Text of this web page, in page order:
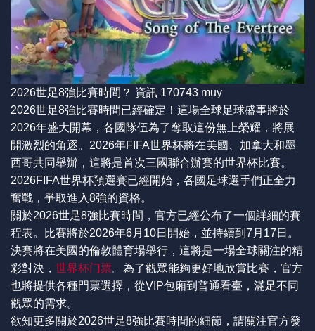
2026世足8強比賽時間？ 資訊 170743 muy
2026世足8強比賽時間已經確定！這場全球足球盛事將於
2026年盛大開幕，各國隊伍為了奪取這份無上榮耀，將展
開激烈的角逐。2026年FIFA世界杯將在美國、加拿大和墨
西哥共同舉辦，這將是首次三國聯合辦賽的世界杯比賽。
2026FIFA世界杯預選賽已經開始，各國足球選手們正全力
奮戰，爭取進入8強的資格。
關於2026世足8強比賽時間，官方已經公布了一個詳細的賽
程表。比賽將於2026年6月10日開始，並持續到7月17日。
決賽將在美國的倫敦體育場舉行，這將是一場全球關注的精
彩對決， 世界杯门票。為了觀眾能夠更好地欣賞比賽，官方
也將提供各種門票選擇，從VIP包廂到普通看臺，滿足不同
觀眾的需求。
欲知更多關於2026世足8強比賽時間的細節，請關注官方發